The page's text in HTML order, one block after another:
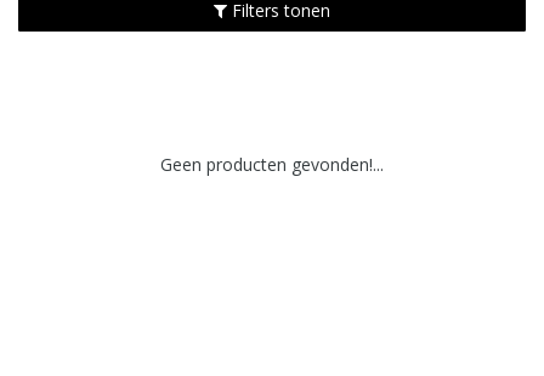
Filters tonen
Geen producten gevonden!...